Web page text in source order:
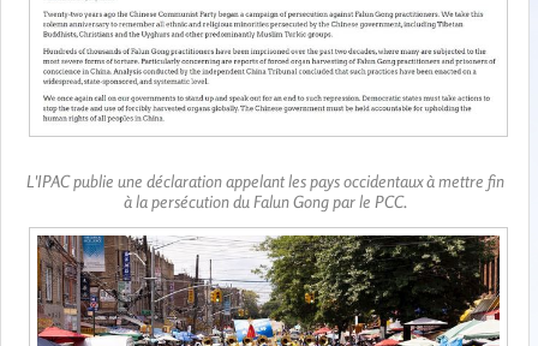
L'IPAC publie une déclaration appelant les pays occidentaux à mettre fin
à la persécution du Falun Gong par le PCC.